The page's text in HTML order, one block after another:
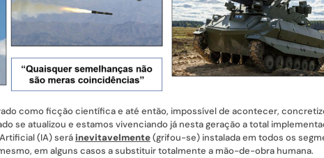
como ficção científica e até então, impossível de acontecer,
se atualizou e estamos vivenciando já nesta geração a total
(IA) seráinevitavelmente(grifou-se) instalada em todos os
em alguns casos a substituir totalmente a mão-de-obra humana.